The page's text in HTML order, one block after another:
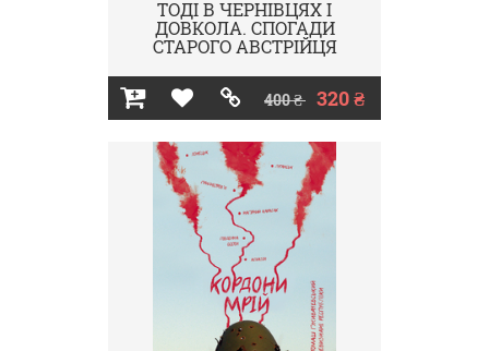
ТОДІ В ЧЕРНІВЦЯХ І
ДОВКОЛА. СПОГАДИ
СТАРОГО АВСТРІЙЦЯ
400 ₴ 320 ₴